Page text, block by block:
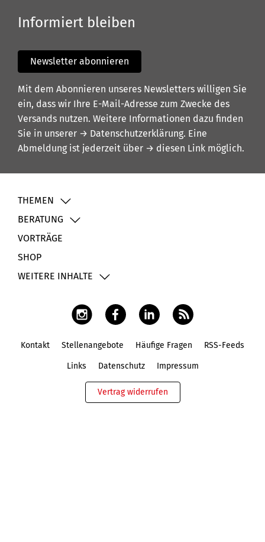
Informiert bleiben
Newsletter abonnieren
Mit dem Abonnieren unseres Newsletters willigen Sie
ein, dass wir Ihre E-Mail-Adresse zum Zwecke des
Versands nutzen. Weitere Informationen dazu finden
Sie in unserer → Datenschutzerklärung. Eine
Abmeldung ist jederzeit über → diesen Link möglich.
THEMEN
BERATUNG
VORTRÄGE
SHOP
WEITERE INHALTE
Kontakt Stellenangebote Häufige Fragen RSS-Feeds
Links Datenschutz Impressum
Vertrag widerrufen